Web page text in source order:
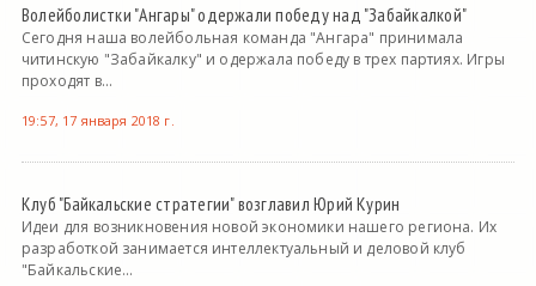
Волейболистки "Ангары" одержали победу над "Забайкалкой"
Сегодня наша волейбольная команда "Ангара" принимала
читинскую "Забайкалку" и одержала победу в трех партиях. Игры
проходят в...
19:57, 17 января 2018 г.
Клуб "Байкальские стратегии" возглавил Юрий Курин
Идеи для возникновения новой экономики нашего региона. Их
разработкой занимается интеллектуальный и деловой клуб
"Байкальские...